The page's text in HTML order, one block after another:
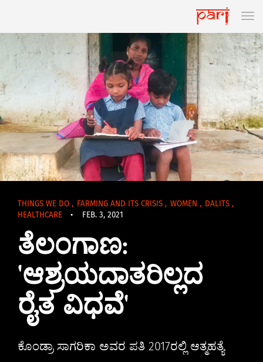
THINGS WE DO , FARMING AND ITS CRISIS , WOMEN , DALITS ,
HEALTHCARE
• FEB. 3, 2021
ತೆಲಂಗಾಣ:
'ಆಶ್ರಯದಾತರಿಲ್ಲದ
ರೈತ ವಿಧವೆ'
ಕೊಂಡ್ರಾ ಸಾಗರಿಕಾ ಅವರ ಪತಿ 2017ರಲ್ಲಿ ಆತ್ಮಹತ್ಯೆ